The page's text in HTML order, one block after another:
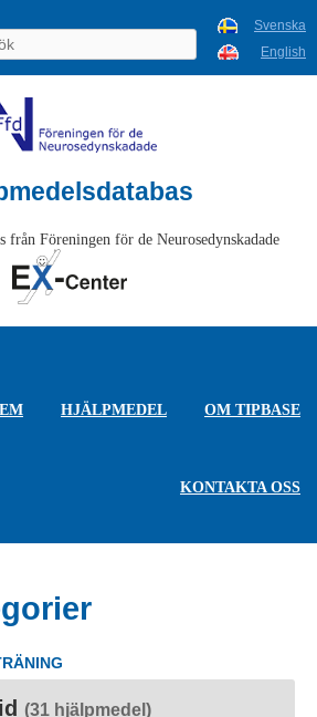
Svenska
English
från Föreningen för de Neurosedynskadade
HJÄLPMEDEL OM TIPBASE
KONTAKTA OSS
(31 hjälpmedel)